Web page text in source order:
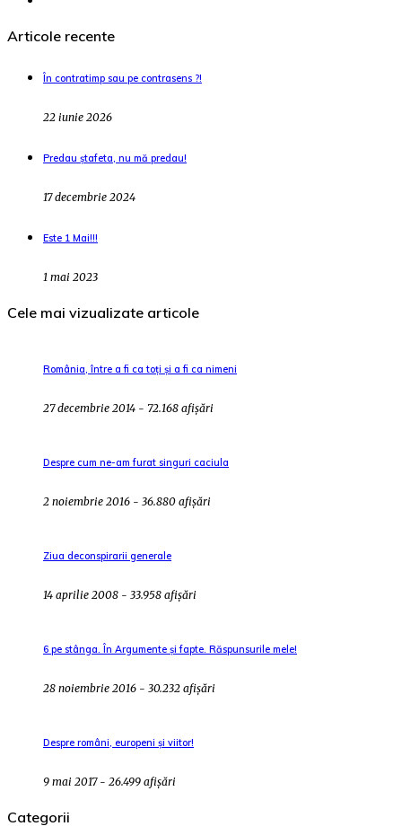
Articole recente
În contratimp sau pe contrasens ?!
22 iunie 2026
Predau ștafeta, nu mă predau!
17 decembrie 2024
Este 1 Mai!!!
1 mai 2023
Cele mai vizualizate articole
România, între a fi ca toți și a fi ca nimeni
27 decembrie 2014 - 72.168 afișări
Despre cum ne-am furat singuri caciula
2 noiembrie 2016 - 36.880 afișări
Ziua deconspirarii generale
14 aprilie 2008 - 33.958 afișări
6 pe stânga. În Argumente și fapte. Răspunsurile mele!
28 noiembrie 2016 - 30.232 afișări
Despre români, europeni și viitor!
9 mai 2017 - 26.499 afișări
Categorii